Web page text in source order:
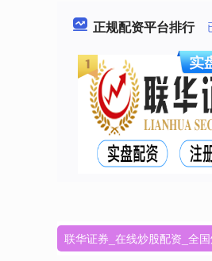
正规配资平台排行
联华证券_在线炒股配资_全